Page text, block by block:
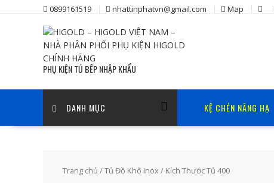
0899161519 nhattinphatvn@gmail.com Map
PHỤ KIỆN TỦ BẾP NHẬP KHẨU
DANH MỤC KỆ CHÉN NÂNG HẠ
Trang chủ /Tủ Đồ Khô Inox / Kích Thước Tủ 400